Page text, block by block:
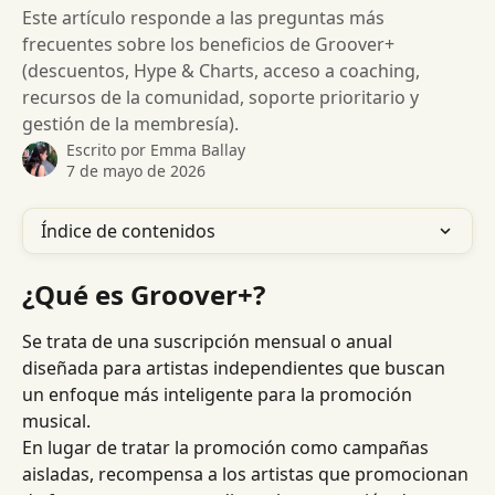
Este artículo responde a las preguntas más
frecuentes sobre los beneficios de Groover+
(descuentos, Hype & Charts, acceso a coaching,
recursos de la comunidad, soporte prioritario y
gestión de la membresía).
Escrito por Emma Ballay
7 de mayo de 2026
Índice de contenidos
¿Qué es Groover+?
Se trata de una suscripción mensual o anual
diseñada para artistas independientes que buscan
un enfoque más inteligente para la promoción
musical.
En lugar de tratar la promoción como campañas
aisladas, recompensa a los artistas que promocionan